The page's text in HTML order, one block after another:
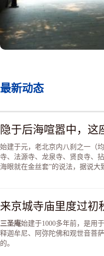
最新动态
隐于后海喧嚣中，这
始建于元，老北京内八刹之一（
寺、法源寺、龙泉寺、贤良寺、
海眼就在金丝套”的说法，据说大
三圣庵始建于1000多年前，是用
释迦牟尼、阿弥陀佛和观世音菩
的。